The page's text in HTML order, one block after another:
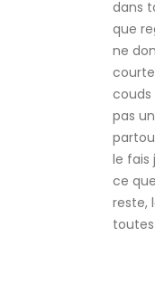
dans
que
ne
couds
pas
le fais
ce
reste,